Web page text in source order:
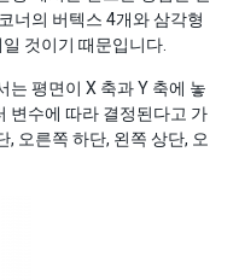
너의 버텍스 4개와 삼각형
것이기 때문입니다.
는 평면이 X 축과 Y 축에 놓
변수에 따라 결정된다고 가
오른쪽 하단, 왼쪽 상단, 오